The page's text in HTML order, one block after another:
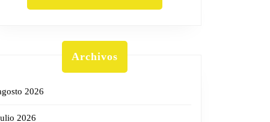
Archivos
2026
2026